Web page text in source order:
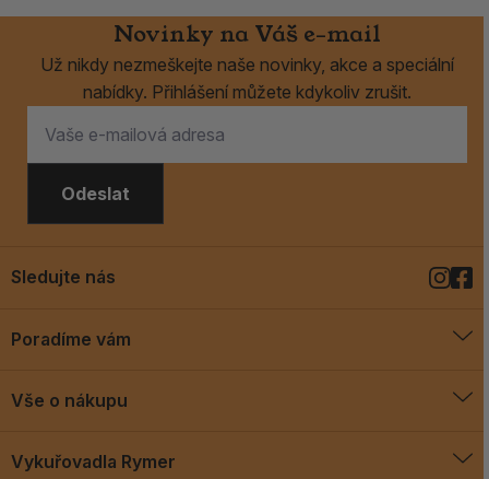
Novinky na Váš e-mail
Už nikdy nezmeškejte naše novinky, akce a speciální
nabídky. Přihlášení můžete kdykoliv zrušit.
Odeslat
Poradíme vám
Blog
Vše o nákupu
Vykuřovadla Rymer
Sledujte nás